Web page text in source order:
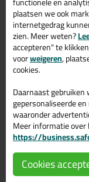
Stap 3 |
start
Met de button
naar je eigen
betaalprocedure.
Inmiddels is je
advies om terug
gezien kan
bestelling geen
plaatsen we ook
internetgedrag
zien. Meer weten?
accepteren" te
voorweigeren,
cookies.
Daarnaast gebruiken
gepersonaliseerde
waaronder
Meer informatie over
https://
Cookies